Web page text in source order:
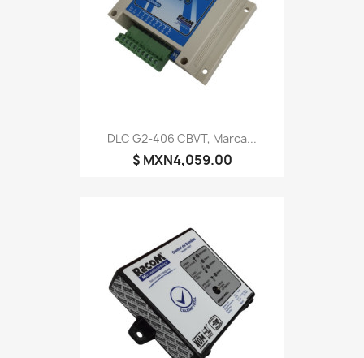
DLC G2-406 CBVT, Marca...
$ MXN4,059.00